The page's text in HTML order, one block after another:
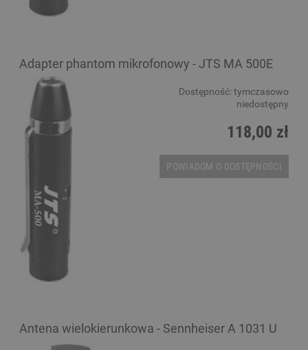
Adapter phantom mikrofonowy - JTS MA 500E
Dostępność: tymczasowo
niedostępny
118,00 zł
POWIADOM O DOSTĘPNOŚCI
Antena wielokierunkowa - Sennheiser A 1031 U